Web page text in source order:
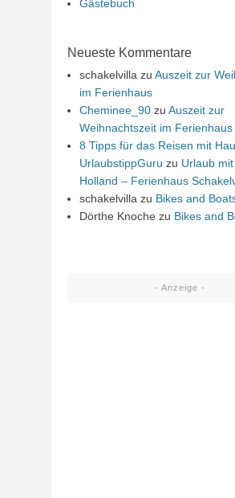
Gästebuch
Neueste Kommentare
schakelvilla zu Auszeit zur
im Ferienhaus
Cheminee_90 zu Auszeit zur
Weihnachtszeit im Ferienhaus
8 Tipps für das Reisen mit
UrlaubstippGuru zu Urlaub
Holland – Ferienhaus
schakelvilla zu Bikes and
Dörthe Knoche zu Bikes and
- Anzeige -